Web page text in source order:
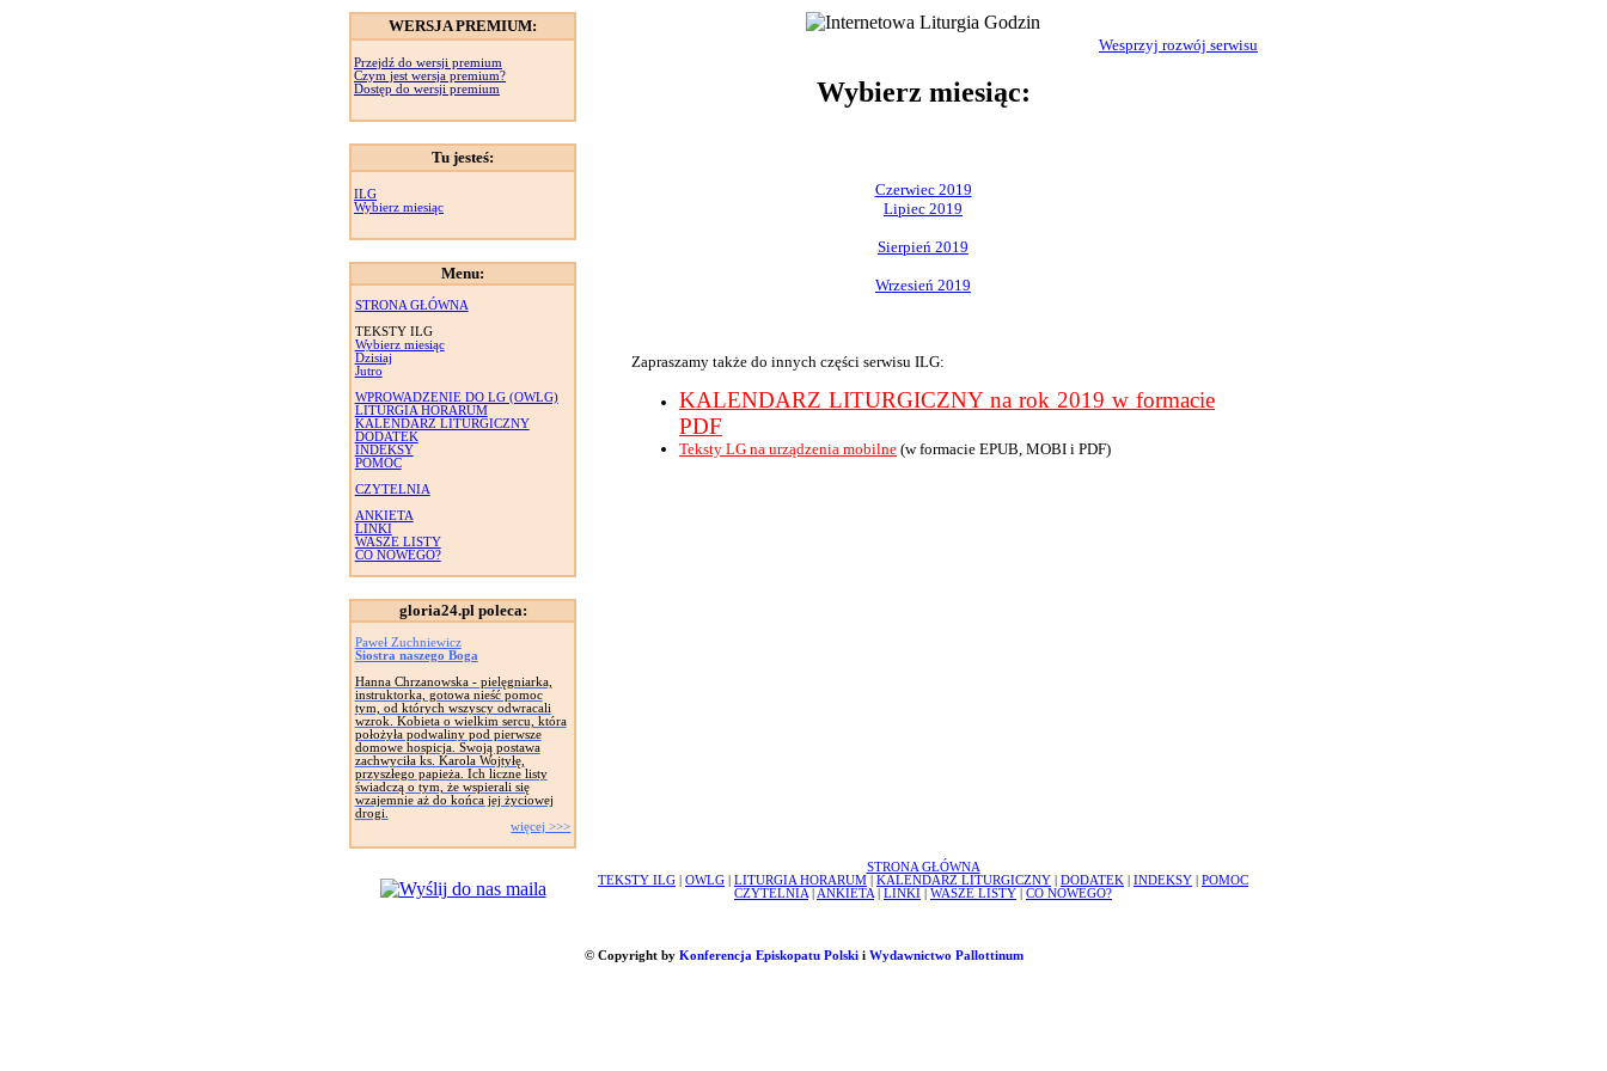
WERSJA PREMIUM:
Przejdź do wersji premium
Czym jest wersja premium?
Dostęp do wersji premium
Tu jesteś:
ILG
Wybierz miesiąc
Menu:
STRONA GŁÓWNA
TEKSTY ILG
Wybierz miesiąc
Dzisiaj
Jutro
WPROWADZENIE DO LG (OWLG)
LITURGIA HORARUM
KALENDARZ LITURGICZNY
DODATEK
INDEKSY
POMOC
CZYTELNIA
ANKIETA
LINKI
WASZE LISTY
CO NOWEGO?
gloria24.pl poleca:
Paweł Zuchniewicz
Siostra naszego Boga
Hanna Chrzanowska - pielęgniarka,
instruktorka, gotowa nieść pomoc
tym, od których wszyscy odwracali
wzrok. Kobieta o wielkim sercu, która
położyła podwaliny pod pierwsze
domowe hospicja. Swoją postawa
zachwyciła ks. Karola Wojtyłę,
przyszłego papieża. Ich liczne listy
świadczą o tym, że wspierali się
wzajemnie aż do końca jej życiowej
drogi.
więcej >>>
Wesprzyj rozwój serwisu
Wybierz miesiąc:
Czerwiec 2019
Lipiec 2019
Sierpień 2019
Wrzesień 2019
Zapraszamy także do innych części serwisu ILG:
KALENDARZ LITURGICZNY na rok 2019 w formacie
PDF
Teksty LG na urządzenia mobilne (w formacie EPUB, MOBI i PDF)
STRONA GŁÓWNA
TEKSTY ILG
OWLG LITURGIA HORARUM KALENDARZ LITURGICZNY DODATEK INDEKSY
POMOC
CZYTELNIA
ANKIETA LINKI WASZE LISTY CO NOWEGO?
© Copyright by Konferencja Episkopatu Polskii Wydawnictwo Pallottinum